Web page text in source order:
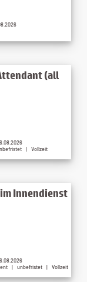
(all
| Vollzeit
Innendienst
| unbefristet | Vollzeit